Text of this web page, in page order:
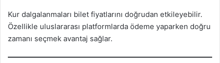
Kur dalgalanmaları bilet fiyatlarını doğrudan etkileyebilir.
Özellikle uluslararası platformlarda ödeme yaparken doğru
zamanı seçmek avantaj sağlar.